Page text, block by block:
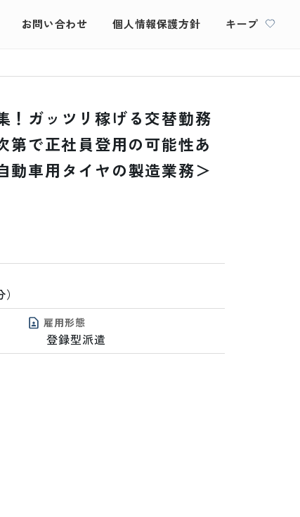
お問い合わせ 個人情報保護方針 キープ
！ガッツリ稼げる交替勤務
で正社員登用の可能性あ
動車用タイヤの製造業務＞
雇用形態
登録型派遣